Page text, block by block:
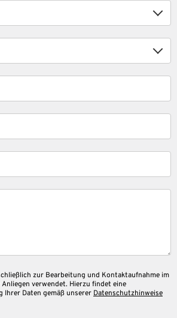
zur Bearbeitung und Kontaktaufnahme im
verwendet. Hierzu findet eine
Ihrer Daten gemäß unserer Datenschutzhinweise